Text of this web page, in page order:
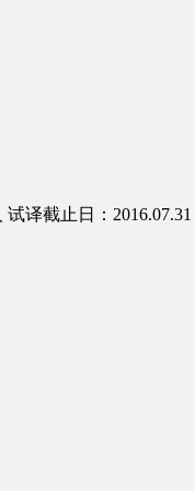
试译截止日：2016.07.31